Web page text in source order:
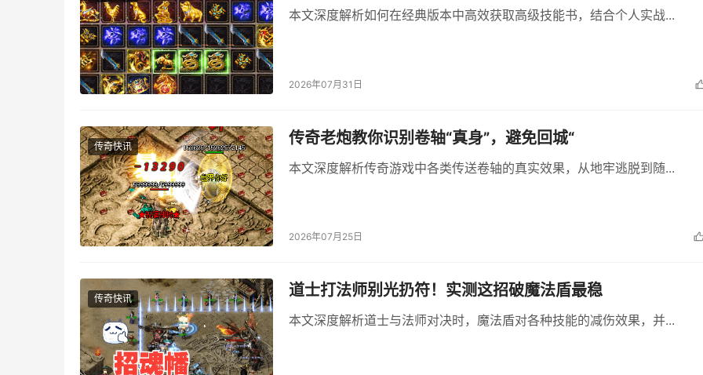
本文深度解析如何在经典版本中高效获取高级技能书，结合个人实战...
2026年07月31日
传奇快讯 传奇老炮教你识别卷轴“真身”，避免回城“
本文深度解析传奇游戏中各类传送卷轴的真实效果，从地牢逃脱到随...
2026年07月25日
传奇快讯 道士打法师别光扔符！实测这招破魔法盾最稳
本文深度解析道士与法师对决时，魔法盾对各种技能的减伤效果，并...